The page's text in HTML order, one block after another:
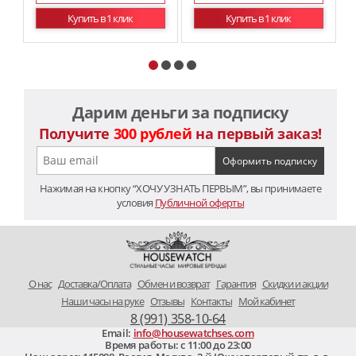
Купить в 1 клик
Купить в 1 клик
Дарим деньги за подписку
Получите 300 рублей на первый заказ!
Нажимая на кнопку “ХОЧУ УЗНАТЬ ПЕРВЫМ”, вы принимаете
условия Публичной оферты
O нас Доставка/Оплата Обмен и возврат Гарантия Скидки и акции
Наши часы на руке Отзывы Контакты Мой кабинет
8 (991) 358-10-64
Email: info@housewatchses.com
Время работы: c 11:00 до 23:00